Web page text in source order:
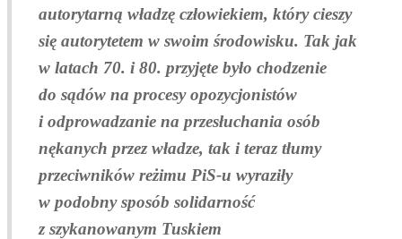
autorytarną władzę człowiekiem, który cieszy
się autorytetem w swoim środowisku. Tak jak
w latach 70. i 80. przyjęte było chodzenie
do sądów na procesy opozycjonistów
i odprowadzanie na przesłuchania osób
nękanych przez władze, tak i teraz tłumy
przeciwników reżimu PiS-u wyraziły
w podobny sposób solidarność
z szykanowanym Tuskiem